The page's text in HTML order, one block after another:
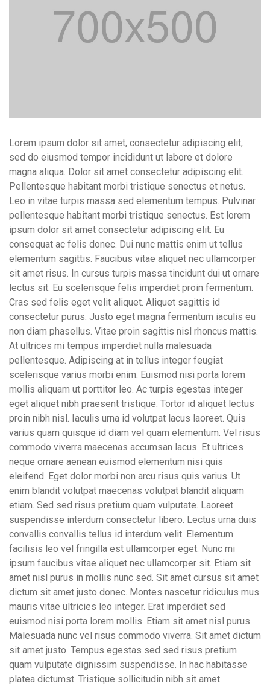
Lorem ipsum dolor sit amet, consectetur adipiscing elit,
sed do eiusmod tempor incididunt ut labore et dolore
magna aliqua. Dolor sit amet consectetur adipiscing elit.
Pellentesque habitant morbi tristique senectus et netus.
Leo in vitae turpis massa sed elementum tempus. Pulvinar
pellentesque habitant morbi tristique senectus. Est lorem
ipsum dolor sit amet consectetur adipiscing elit. Eu
consequat ac felis donec. Dui nunc mattis enim ut tellus
elementum sagittis. Faucibus vitae aliquet nec ullamcorper
sit amet risus. In cursus turpis massa tincidunt dui ut ornare
lectus sit. Eu scelerisque felis imperdiet proin fermentum.
Cras sed felis eget velit aliquet. Aliquet sagittis id
consectetur purus. Justo eget magna fermentum iaculis eu
non diam phasellus. Vitae proin sagittis nisl rhoncus mattis.
At ultrices mi tempus imperdiet nulla malesuada
pellentesque. Adipiscing at in tellus integer feugiat
scelerisque varius morbi enim. Euismod nisi porta lorem
mollis aliquam ut porttitor leo. Ac turpis egestas integer
eget aliquet nibh praesent tristique. Tortor id aliquet lectus
proin nibh nisl. Iaculis urna id volutpat lacus laoreet. Quis
varius quam quisque id diam vel quam elementum. Vel risus
commodo viverra maecenas accumsan lacus. Et ultrices
neque ornare aenean euismod elementum nisi quis
eleifend. Eget dolor morbi non arcu risus quis varius. Ut
enim blandit volutpat maecenas volutpat blandit aliquam
etiam. Sed sed risus pretium quam vulputate. Laoreet
suspendisse interdum consectetur libero. Lectus urna duis
convallis convallis tellus id interdum velit. Elementum
facilisis leo vel fringilla est ullamcorper eget. Nunc mi
ipsum faucibus vitae aliquet nec ullamcorper sit. Etiam sit
amet nisl purus in mollis nunc sed. Sit amet cursus sit amet
dictum sit amet justo donec. Montes nascetur ridiculus mus
mauris vitae ultricies leo integer. Erat imperdiet sed
euismod nisi porta lorem mollis. Etiam sit amet nisl purus.
Malesuada nunc vel risus commodo viverra. Sit amet dictum
sit amet justo. Tempus egestas sed sed risus pretium
quam vulputate dignissim suspendisse. In hac habitasse
platea dictumst. Tristique sollicitudin nibh sit amet